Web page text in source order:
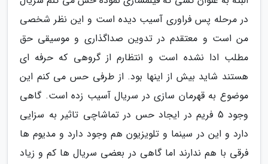
در مرحله پس فراوری آسیب دیده است و این نظر شخصی
من است و معتقدم در تدوین صداگذاری و موسیقی حق
مطلب ادا نشده است و انتظارم از گروهی که حرفه ای
هستند شاید بیش از اینها بود. از طرفی حس می کنم این
موضوع به قهرمان سازی در سریال آسیب زده است. گاهی
وجود 5 فریم در ایجاد حس در تماشاچی تاثیر به سزایی
دارد و این در سینما و تلویزیون هم وجود دارد و مدیوم ها
فرقی با هم ندارند اما گاهی در بعضی سریال ها کم و زیاد